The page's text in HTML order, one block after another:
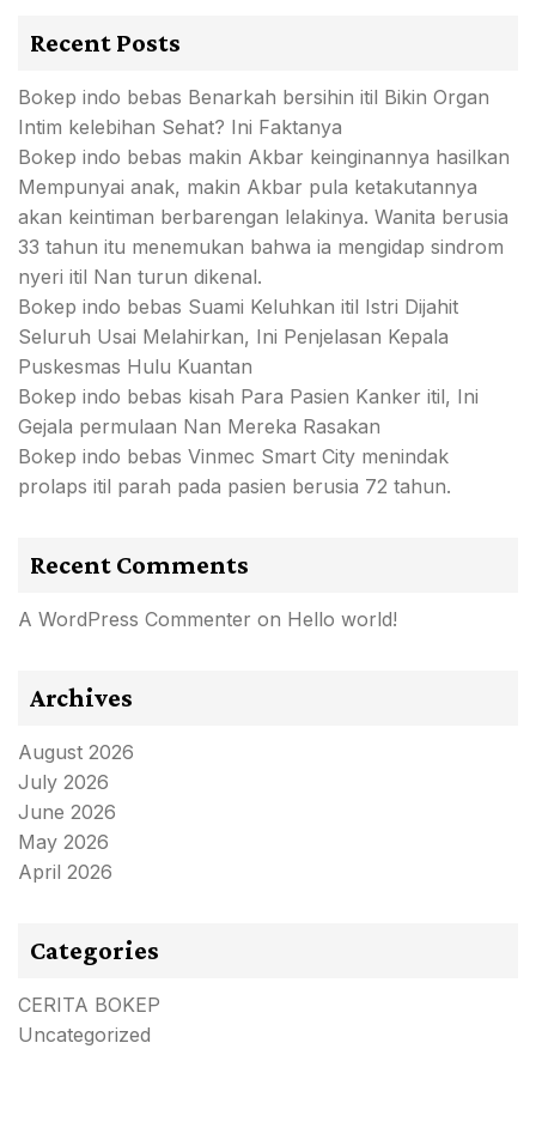
Recent Posts
Bokep indo bebas Benarkah bersihin itil Bikin Organ
Intim kelebihan Sehat? Ini Faktanya
Bokep indo bebas makin Akbar keinginannya hasilkan
Mempunyai anak, makin Akbar pula ketakutannya
akan keintiman berbarengan lelakinya. Wanita berusia
33 tahun itu menemukan bahwa ia mengidap sindrom
nyeri itil Nan turun dikenal.
Bokep indo bebas Suami Keluhkan itil Istri Dijahit
Seluruh Usai Melahirkan, Ini Penjelasan Kepala
Puskesmas Hulu Kuantan
Bokep indo bebas kisah Para Pasien Kanker itil, Ini
Gejala permulaan Nan Mereka Rasakan
Bokep indo bebas Vinmec Smart City menindak
prolaps itil parah pada pasien berusia 72 tahun.
Recent Comments
A WordPress Commenter on Hello world!
Archives
August 2026
July 2026
June 2026
May 2026
April 2026
Categories
CERITA BOKEP
Uncategorized